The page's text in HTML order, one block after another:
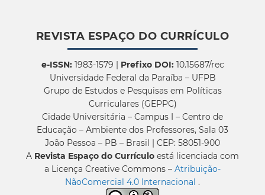
REVISTA ESPAÇO DO CURRÍCULO
e-ISSN:1983-1579 | Prefixo DOI:10.15687/rec
Universidade Federal da Paraíba – UFPB
Grupo de Estudos e Pesquisas em Políticas
Curriculares (GEPPC)
Cidade Universitária – Campus I – Centro de
Educação – Ambiente dos Professores, Sala 03
João Pessoa – PB – Brasil | CEP: 58051-900
A Revista Espaço do Currículo está licenciada com
a Licença Creative Commons – Atribuição-
NãoComercial 4.0 Internacional .